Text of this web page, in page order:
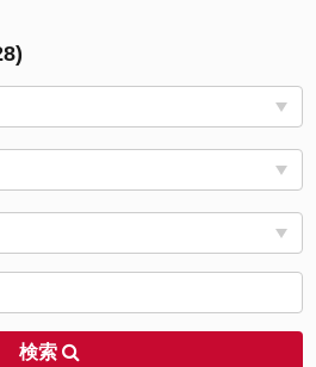
検索